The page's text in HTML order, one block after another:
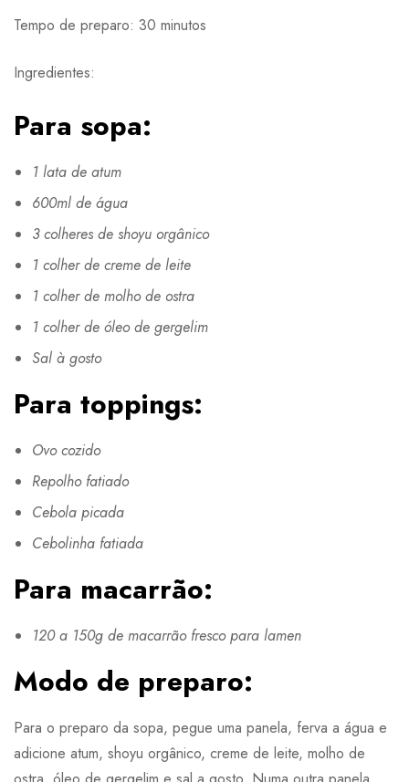
Tempo de preparo: 30 minutos
Ingredientes:
Para sopa:
1 lata de atum
600ml de água
3 colheres de shoyu orgânico
1 colher de creme de leite
1 colher de molho de ostra
1 colher de óleo de gergelim
Sal à gosto
Para toppings:
Ovo cozido
Repolho fatiado
Cebola picada
Cebolinha fatiada
Para macarrão:
120 a 150g de macarrão fresco para lamen
Modo de preparo:
Para o preparo da sopa, pegue uma panela, ferva a água e
adicione atum, shoyu orgânico, creme de leite, molho de